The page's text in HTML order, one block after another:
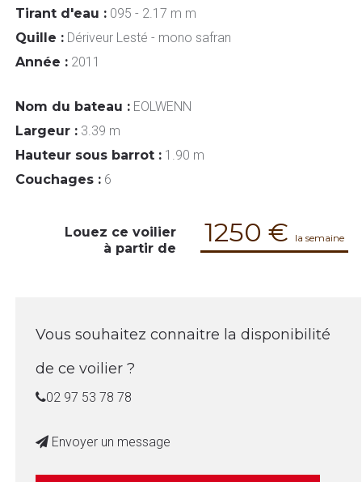
Tirant d'eau :095 - 2.17 m m
Quille :Dériveur Lesté - mono safran
Année :2011
Nom du bateau :EOLWENN
Largeur :3.39 m
Hauteur sous barrot :1.90 m
Couchages :6
Louez ce voilier
à partir de
1250 € la semaine
Vous souhaitez connaitre la disponibilité
de ce voilier ?
02 97 53 78 78
Envoyer un message